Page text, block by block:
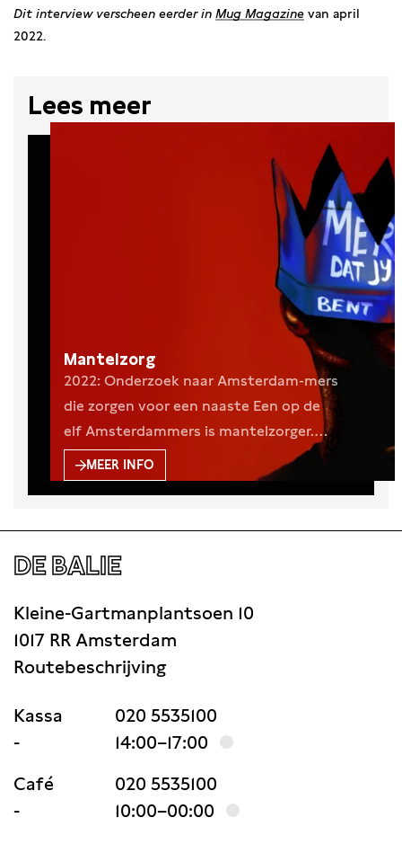
Dit interview verscheen eerder in Mug Magazine van april
2022.
Lees meer
Mantelzorg
2022: Onderzoek naar Amsterdam-mers
die zorgen voor een naaste Een op de
elf Amsterdammers is mantelzorger.
Intensief zorgen voor een ouder,
partner, vriend of familielid die ziek is,
kwetsbaar is of een verslaving heeft
kan een grote impact hebben op je
fijn zijn
MEER INFO
DE BALIE
Kleine-Gartmanplantsoen 10
1017 RR Amsterdam
Routebeschrijving
Kassa
020 5535100
-
14:00–17:00
Café
020 5535100
-
10:00–00:00